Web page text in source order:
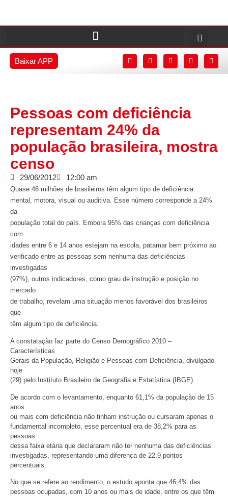
Baixar APP
Pessoas com deficiência
representam 24% da
população brasileira, mostra
censo
29/06/2012 12:00 am
Quase 46 milhões de brasileiros têm algum tipo de deficiência:
mental, motora, visual ou auditiva. Esse número corresponde a 24%
da
população total do país. Embora 95% das crianças com deficiência
com
idades entre 6 e 14 anos estejam na escola, patamar bem próximo ao
verificado entre as pessoas sem nenhuma das deficiências
investigadas
(97%), outros indicadores, como grau de instrução e posição no
mercado
de trabalho, revelam uma situação menos favorável dos brasileiros
que
têm algum tipo de deficiência.
A constatação faz parte do Censo Demográfico 2010 –
Características
Gerais da População, Religião e Pessoas com Deficiência, divulgado
hoje
(29) pelo Instituto Brasileiro de Geografia e Estatística (IBGE).
De acordo com o levantamento, enquanto 61,1% da população de 15
anos
ou mais com deficiência não tinham instrução ou cursaram apenas o
fundamental incompleto, esse percentual era de 38,2% para as
pessoas
dessa faixa etária que declararam não ter nenhuma das deficiências
investigadas, representando uma diferença de 22,9 pontos
percentuais.
No que se refere ao rendimento, o estudo aponta que 46,4% das
pessoas ocupadas, com 10 anos ou mais de idade, entre os que têm